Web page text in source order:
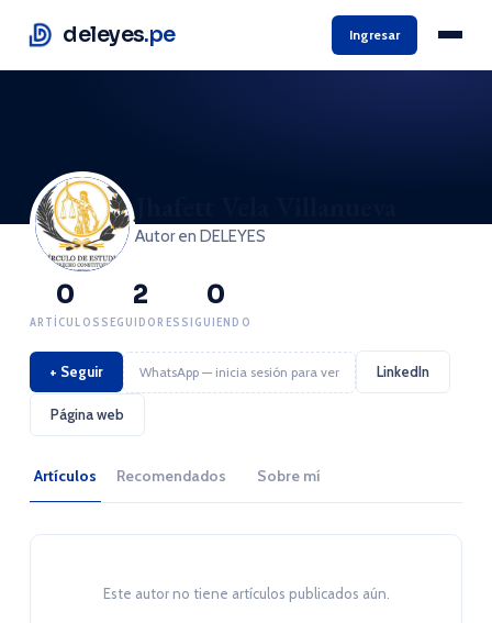
deleyes.pe Ingresar
Jhafett Vela Villanueva
Autor en DELEYES
0
ARTÍCULOS
2
SEGUIDORES
0
SIGUIENDO
+ Seguir WhatsApp — inicia sesión para ver LinkedIn
Página web
Artículos Recomendados Sobre mí
Este autor no tiene artículos publicados aún.